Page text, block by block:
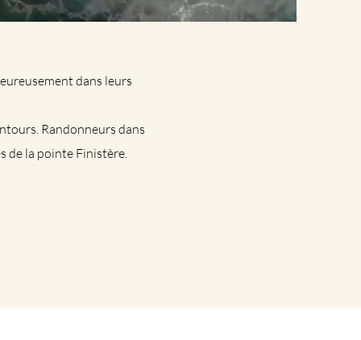
dans leurs
Randonneurs dans
de la pointe Finistère.